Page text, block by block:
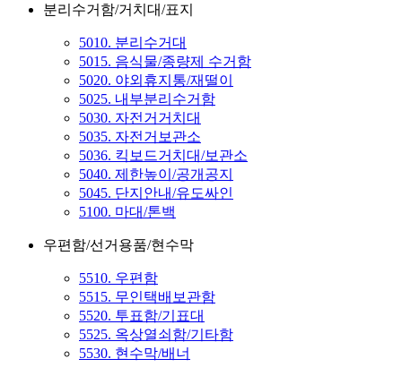
분리수거함/거치대/표지
5010. 분리수거대
5015. 음식물/종량제 수거함
5020. 야외휴지통/재떨이
5025. 내부분리수거함
5030. 자전거거치대
5035. 자전거보관소
5036. 킥보드거치대/보관소
5040. 제한높이/공개공지
5045. 단지안내/유도싸인
5100. 마대/톤백
우편함/선거용품/현수막
5510. 우편함
5515. 무인택배보관함
5520. 투표함/기표대
5525. 옥상열쇠함/기타함
5530. 현수막/배너